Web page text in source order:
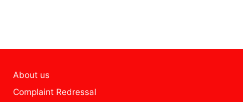
About us
Complaint Redressal